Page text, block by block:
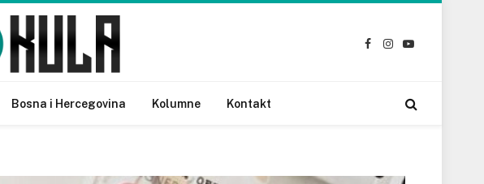
Facebook
Instagram
YouTube
Bosna i Hercegovina Kolumne Kontakt